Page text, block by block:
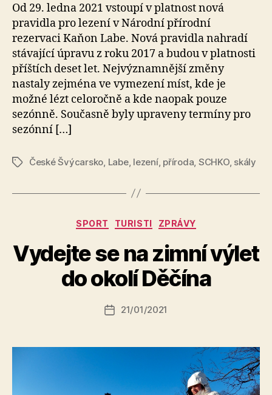
Od 29. ledna 2021 vstoupí v platnost nová
pravidla pro lezení v Národní přírodní
rezervaci Kaňon Labe. Nová pravidla nahradí
stávající úpravu z roku 2017 a budou v platnosti
příštích deset let. Nejvýznamnější změny
nastaly zejména ve vymezení míst, kde je
možné lézt celoročně a kde naopak pouze
sezónně. Současně byly upraveny termíny pro
sezónní […]
ŠtítkyČeské Švýcarsko, Labe, lezení, příroda, SCHKO, skály
Rubriky
SPORT TURISTI ZPRÁVY
Vydejte se na zimní výlet
do okolí Děčína
Autor
u
t
o
a
s
Datum
21/01/2021